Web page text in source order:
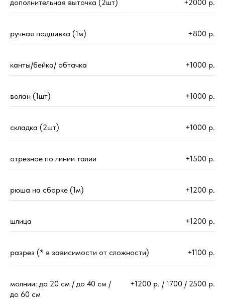
дополнительная выточка (2шт) +2000 р.
ручная подшивка (1м) +800 р.
канты/бейка/ обтачка +1000 р.
волан (1шт) +1000 р.
складка (2шт) +1000 р.
отрезное по линии талии +1500 р.
рюша на сборке (1м) +1200 р.
шлица +1200 р.
разрез (* в зависимости от сложности) +1100 р.
молнии: до 20 см / до 40 см /
до 60 см
+1200 р. / 1700 / 2500 р.